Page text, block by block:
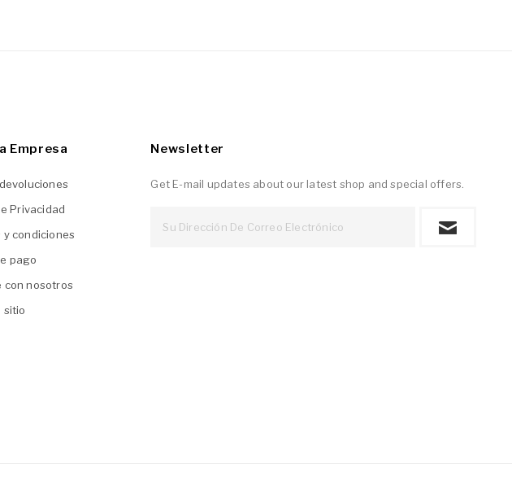
Empresa
Privacidad
y condiciones
pago
con nosotros
sitio
Newsletter
Get E-mail updates about our latest shop and special offers.